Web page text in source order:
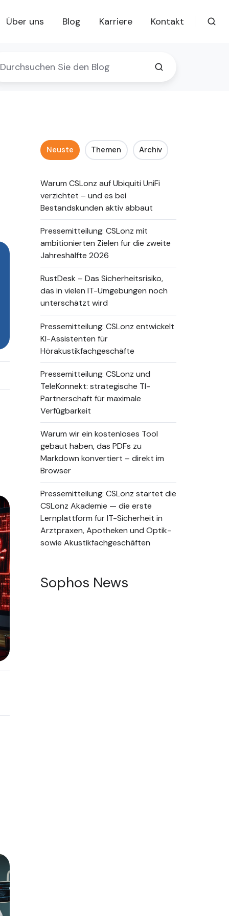
Über uns Blog Karriere Kontakt
Neuste Themen Archiv
Warum CSLonz auf Ubiquiti UniFi
verzichtet – und es bei
Bestandskunden aktiv abbaut
Pressemitteilung: CSLonz mit
ambitionierten Zielen für die zweite
Jahreshälfte 2026
RustDesk – Das Sicherheitsrisiko,
das in vielen IT-Umgebungen noch
unterschätzt wird
Pressemitteilung: CSLonz entwickelt
KI-Assistenten für
Hörakustikfachgeschäfte
Pressemitteilung: CSLonz und
TeleKonnekt: strategische TI-
Partnerschaft für maximale
Verfügbarkeit
Warum wir ein kostenloses Tool
gebaut haben, das PDFs zu
Markdown konvertiert – direkt im
Browser
Pressemitteilung: CSLonz startet die
CSLonz Akademie — die erste
Lernplattform für IT-Sicherheit in
Arztpraxen, Apotheken und Optik-
sowie Akustikfachgeschäften
Sophos News